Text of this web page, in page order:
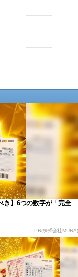
き】6つの数字が「完全
PR(株式会社MURA)